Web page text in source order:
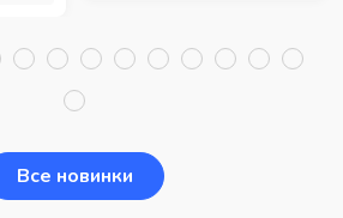
Все новинки